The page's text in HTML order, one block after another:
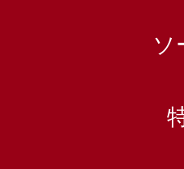
ソ